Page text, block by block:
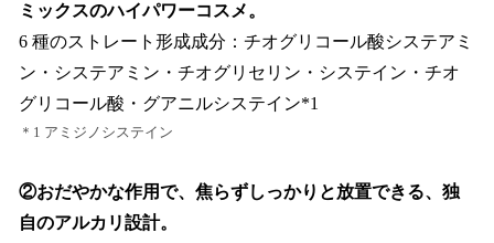
ミックスのハイパワーコスメ。
6 種のストレート形成成分：チオグリコール酸システアミ
ン・システアミン・チオグリセリン・システイン・チオ
グリコール酸・グアニルシステイン*1
＊1 アミジノシステイン
②おだやかな作用で、焦らずしっかりと放置できる、独
自のアルカリ設計。